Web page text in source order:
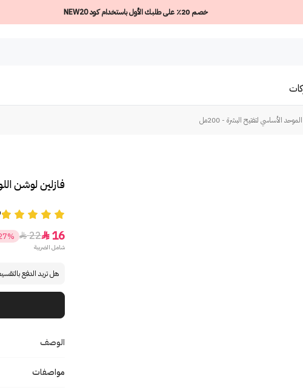
خصم 20٪ على طلبك الأول باستخدام كود NEW20
الأساسي لتفتيح البشرة - 200مل
فازلين لوشن
16

22

شامل الضريبة
هل تريد الدفع
الوصف
مواصفات